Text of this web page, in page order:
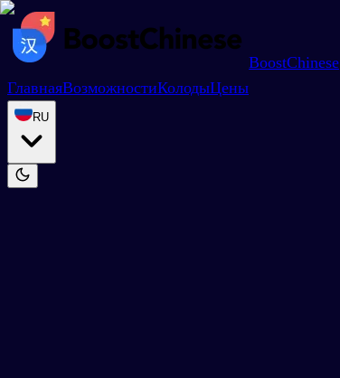
BoostChinese
ГлавнаяВозможностиКолодыЦены
RU